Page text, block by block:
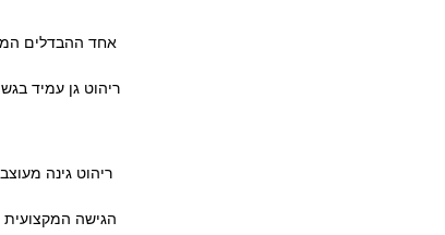
אחד ההבדלים
ריהוט גן עמיד
ריהוט גינה
הגישה המקצועית